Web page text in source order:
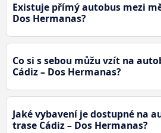
Existuje přímý autobus mezi
Dos Hermanas?
Co si s sebou můžu vzít na
Cádiz – Dos Hermanas?
Jaké vybavení je dostupné na
trase Cádiz – Dos Hermanas?